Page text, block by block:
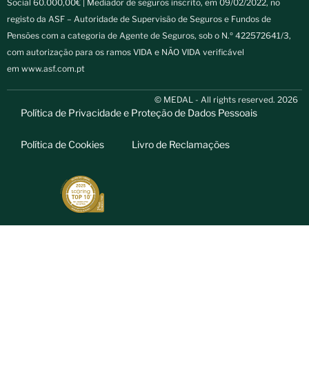
Social 60.000,00€ | Mediador de seguros inscrito, em 09/02/2022, no
registo da ASF – Autoridade de Supervisão de Seguros e Fundos de
Pensões com a categoria de Agente de Seguros, sob o N.º 422572641/3,
com autorização para os ramos VIDA e NÃO VIDA verificável
em www.asf.com.pt
Política de Privacidade e Proteção de Dados Pessoais
Política de Cookies Livro de Reclamações
© MEDAL - All rights reserved. 2026